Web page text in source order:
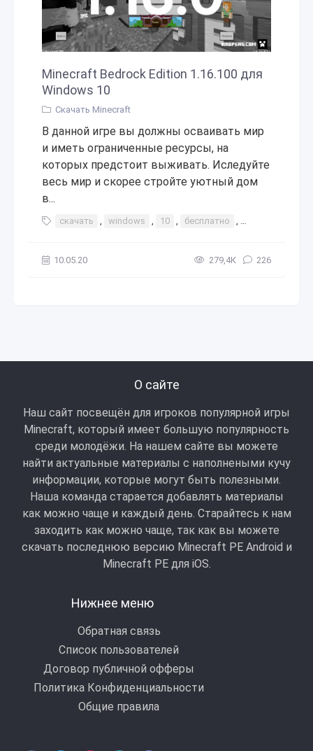
Minecraft Bedrock Edition 1.16.100 для
Windows 10
Скачать Minecraft
В данной игре вы должны осваивать мир
и иметь ограниченные ресурсы, на
которых предстоит выживать. Иследуйте
весь мир и скорее стройте уютный дом
в...
скачать , windows , 10 , бесплатно , bedrock
10.05.20 279,4К 226
О сайте
Наш сайт посвещён для игроков популярной игры
Minecraft, который имеет большую популярность
среди молодёжи. На нашем сайте вы можете
найти актуальные материалы с наполнеными кучу
информации, которые могут быть полезными.
Наша команда старается добавлять материалы
как можно чаще и каждый день. Старайтесь к нам
заходить как можно чаще, так как вы можете
скачать последнюю версию Minecraft PE Android и
Minecraft РЕ для iOS.
Нижнее меню
Обратная связь
Список пользователей
Договор публичной офферы
Политика Конфиденциальности
Общие правила